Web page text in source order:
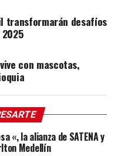
transformarán desafíos
con mascotas,
«, la alianza de SATENA y
Medellín